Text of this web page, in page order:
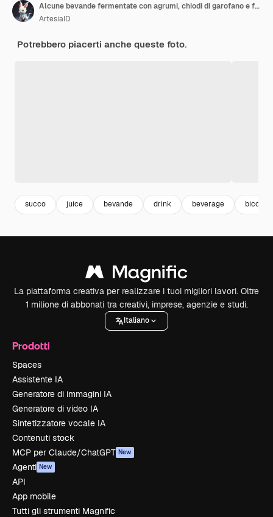
Alcune bevande fermentate con agrumi, chiodi di garofano e frutta secca su superficie bianca
ArtesiaID
Potrebbero piacerti anche queste foto.
succo juice bevande drink beverage
La piattaforma creativa per realizzare i tuoi migliori lavori. Oltre
1 milione di abbonati tra creativi, imprese, agenzie e studi.
Italiano
Prodotti
Spaces
Assistente IA
Generatore di immagini IA
Generatore di video IA
Sintetizzatore vocale IA
Contenuti stock
MCP per Claude/ChatGPT New
Agenti New
API
App mobile
Tutti gli strumenti Magnific